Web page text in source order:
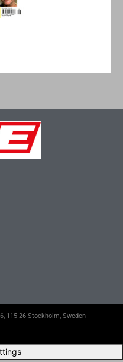
115 26 Stockholm, Sweden